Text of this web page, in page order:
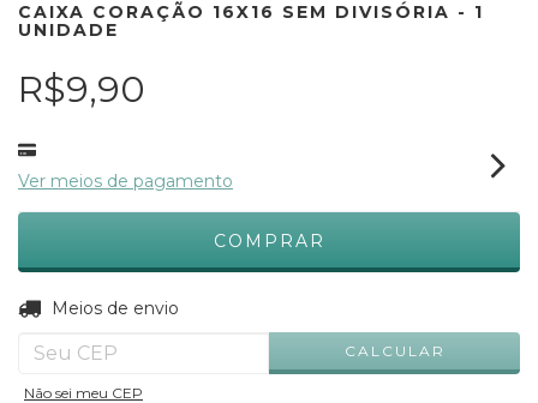
CAIXA CORAÇÃO 16X16 SEM DIVISÓRIA - 1
UNIDADE
R$9,90
Ver meios de pagamento
Entregas para o CEP:
Meios de envio
CALCULAR
Não sei meu CEP